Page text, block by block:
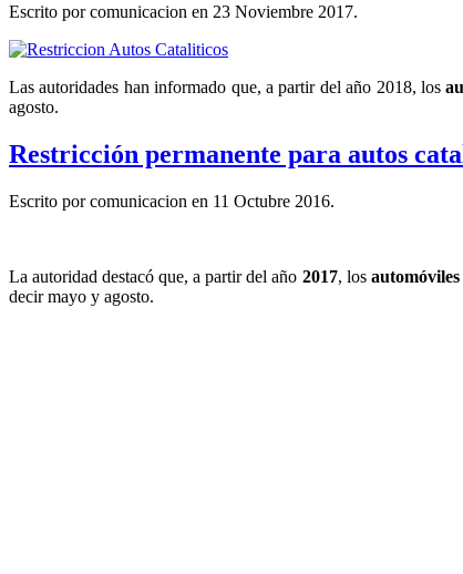
Escrito por comunicacion en 23 Noviembre 2017.
Las autoridades han informado que, a partir del año 2018, los
agosto.
Restricción permanente para autos
Escrito por comunicacion en 11 Octubre 2016.
La autoridad destacó que, a partir del año 2017, los
decir mayo y agosto.